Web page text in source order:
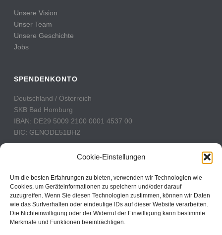
Cookie-Einstellungen
Um die besten Erfahrungen zu bieten, verwenden wir Technologien wie
Cookies, um Geräteinformationen zu speichern und/oder darauf
zuzugreifen. Wenn Sie diesen Technologien zustimmen, können wir Daten
wie das Surfverhalten oder eindeutige IDs auf dieser Website verarbeiten.
Die Nichteinwilligung oder der Widerruf der Einwilligung kann bestimmte
Merkmale und Funktionen beeinträchtigen.
Unsere Vision
Unser Team
Unsere Geschichte
Jobs
SPENDENKONTO
Deutschland / Österreich
SKB Bad Homburg
IBAN: DE29 5009 2100 0001 4537 00
BIC: GENODE51BH2
Konto: 60-742493-7
IBAN: CH31 0900 0000 6074 2493 7
BIC: POFICHBEXXX